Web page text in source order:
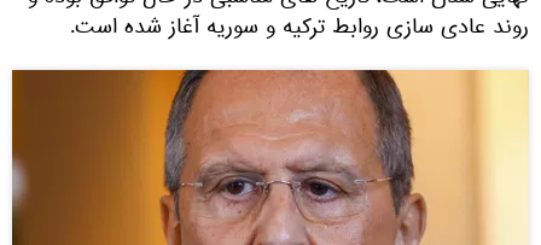
روند عادی سازی روابط ترکیه و سوریه آغاز شده است.